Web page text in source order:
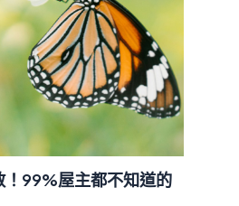
！99%屋主都不知道的